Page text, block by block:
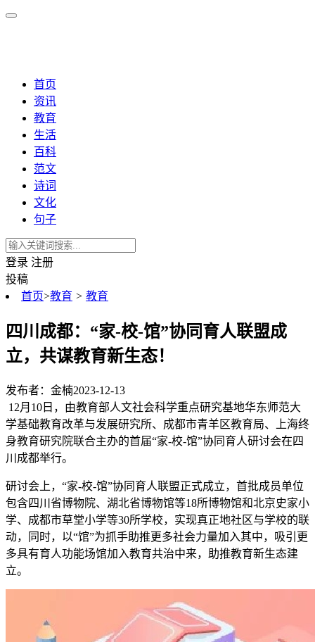
首页
资讯
教育
生活
百科
范文
诗词
文化
句子
登录 注册
投稿
首页>教育 > 教育
四川成都：“家-校-馆”协同育人联盟成
立，共谋教育新生态！
发布者：金楠2023-12-13
12月10日，由教育部人文社会科学重点研究基地华东师范大
学基础教育改革与发展研究所、成都市青羊区教育局、上海终
身教育研究院联合主办的首届“家-校-馆”协同育人研讨会在四
川成都举行。
研讨会上，“家-校-馆”协同育人联盟正式成立，首批成员单位
包含四川省博物院、湖北省博物馆等18所博物馆和北京史家小
学、成都市草堂小学等30所学校，实现真正地社区与学校的联
动，同时，以“馆”为抓手助推更多社会力量加入其中，吸引更
多具有育人功能场馆加入教育共治中来，助推教育新生态建
立。